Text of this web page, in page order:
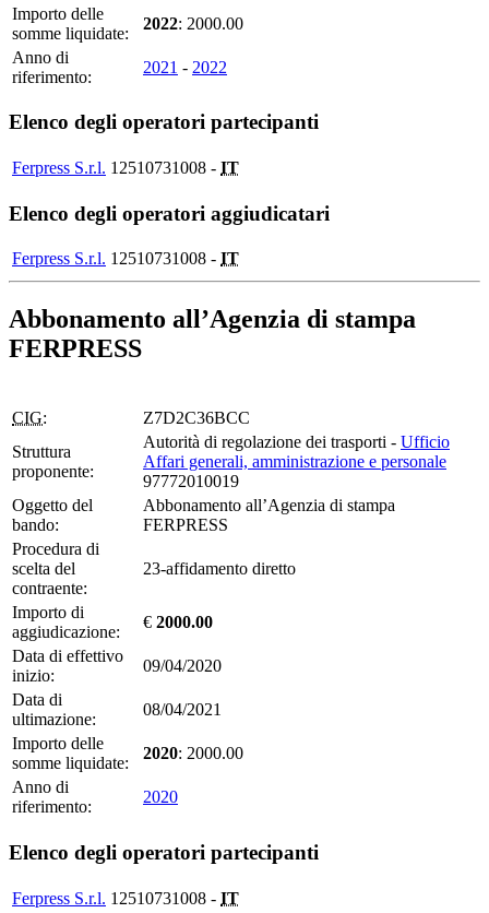
Importo delle
somme liquidate:
2022: 2000.00
Anno di
riferimento:
2021 - 2022
Elenco degli operatori partecipanti
Ferpress S.r.l. 12510731008 - IT
Elenco degli operatori aggiudicatari
Ferpress S.r.l. 12510731008 - IT
Abbonamento all’Agenzia di stampa
FERPRESS
CIG:
Z7D2C36BCC
Struttura
proponente:
Autorità di regolazione dei trasporti - Ufficio
Affari generali, amministrazione e personale
97772010019
Oggetto del
bando:
Abbonamento all’Agenzia di stampa
FERPRESS
Procedura di
scelta del
contraente:
23-affidamento diretto
Importo di
aggiudicazione:
€ 2000.00
Data di effettivo
inizio:
09/04/2020
Data di
ultimazione:
08/04/2021
Importo delle
somme liquidate:
2020: 2000.00
Anno di
riferimento:
2020
Elenco degli operatori partecipanti
Ferpress S.r.l. 12510731008 - IT